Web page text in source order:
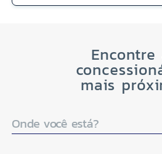
Encontre
mais
Onde você está?